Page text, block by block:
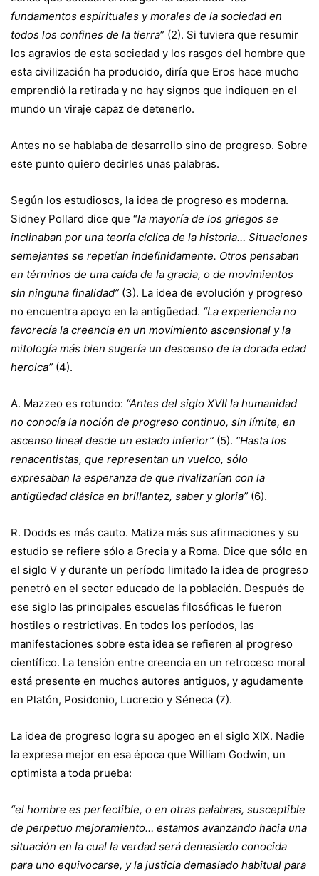
fundamentos espirituales y morales de la sociedad en
todos los confines de la tierra” (2). Si tuviera que resumir
los agravios de esta sociedad y los rasgos del hombre que
esta civilización ha producido, diría que Eros hace mucho
emprendió la retirada y no hay signos que indiquen en el
mundo un viraje capaz de detenerlo.
Antes no se hablaba de desarrollo sino de progreso. Sobre
este punto quiero decirles unas palabras.
Según los estudiosos, la idea de progreso es moderna.
Sidney Pollard dice que “la mayoría de los griegos se
inclinaban por una teoría cíclica de la historia… Situaciones
semejantes se repetían indefinidamente. Otros pensaban
en términos de una caída de la gracia, o de movimientos
sin ninguna finalidad” (3). La idea de evolución y progreso
no encuentra apoyo en la antigüedad. “La experiencia no
favorecía la creencia en un movimiento ascensional y la
mitología más bien sugería un descenso de la dorada edad
heroica” (4).
A. Mazzeo es rotundo: “Antes del siglo XVII la humanidad
no conocía la noción de progreso continuo, sin límite, en
ascenso lineal desde un estado inferior” (5). “Hasta los
renacentistas, que representan un vuelco, sólo
expresaban la esperanza de que rivalizarían con la
antigüedad clásica en brillantez, saber y gloria” (6).
R. Dodds es más cauto. Matiza más sus afirmaciones y su
estudio se refiere sólo a Grecia y a Roma. Dice que sólo en
el siglo V y durante un período limitado la idea de progreso
penetró en el sector educado de la población. Después de
ese siglo las principales escuelas filosóficas le fueron
hostiles o restrictivas. En todos los períodos, las
manifestaciones sobre esta idea se refieren al progreso
científico. La tensión entre creencia en un retroceso moral
está presente en muchos autores antiguos, y agudamente
en Platón, Posidonio, Lucrecio y Séneca (7).
La idea de progreso logra su apogeo en el siglo XIX. Nadie
la expresa mejor en esa época que William Godwin, un
optimista a toda prueba:
“el hombre es perfectible, o en otras palabras, susceptible
de perpetuo mejoramiento… estamos avanzando hacia una
situación en la cual la verdad será demasiado conocida
para uno equivocarse, y la justicia demasiado habitual para